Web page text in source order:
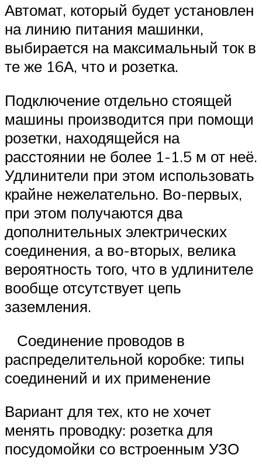
Автомат, который будет установлен
на линию питания машинки,
выбирается на максимальный ток в
те же 16А, что и розетка.
Подключение отдельно стоящей
машины производится при помощи
розетки, находящейся на
расстоянии не более 1-1.5 м от неё.
Удлинители при этом использовать
крайне нежелательно. Во-первых,
при этом получаются два
дополнительных электрических
соединения, а во-вторых, велика
вероятность того, что в удлинителе
вообще отсутствует цепь
заземления.
Соединение проводов в
распределительной коробке: типы
соединений и их применение
Вариант для тех, кто не хочет
менять проводку: розетка для
посудомойки со встроенным УЗО